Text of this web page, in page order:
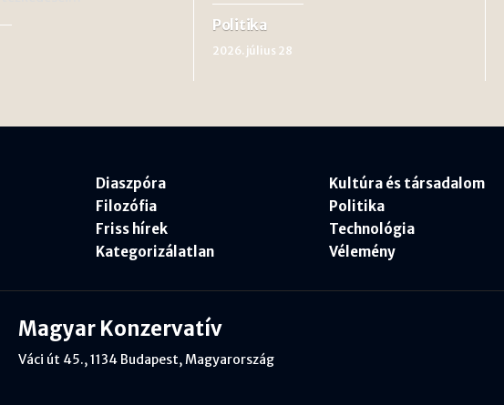
Politika
2026. július 28
Diaszpóra
Filozófia
Friss hírek
Kategorizálatlan
Kultúra és társadalom
Politika
Technológia
Vélemény
Magyar Konzervatív
Váci út 45., 1134 Budapest, Magyarország